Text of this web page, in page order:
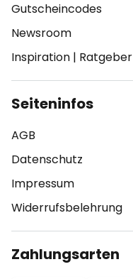
Gutscheincodes
Newsroom
Inspiration | Ratgeber
Seiteninfos
AGB
Datenschutz
Impressum
Widerrufsbelehrung
Zahlungsarten